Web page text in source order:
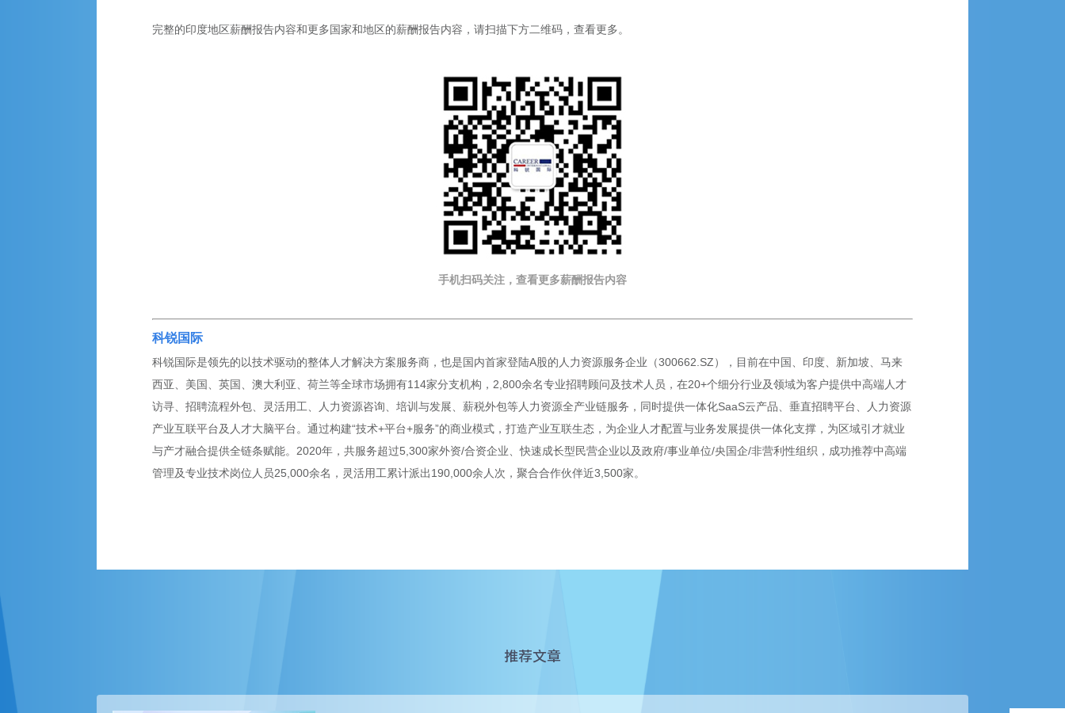
完整的印度地区薪酬报告内容和更多国家和地区的薪酬报告内容，请扫描下方二维码，查看更多。
手机扫码关注，查看更多薪酬报告内容
科锐国际
科锐国际是领先的以技术驱动的整体人才解决方案服务商，也是国内首家登陆A股的人力资源服务企业（300662.SZ），目前在中国、印度、新加坡、马来
西亚、美国、英国、澳大利亚、荷兰等全球市场拥有114家分支机构，2,800余名专业招聘顾问及技术人员，在20+个细分行业及领域为客户提供中高端人才
访寻、招聘流程外包、灵活用工、人力资源咨询、培训与发展、薪税外包等人力资源全产业链服务，同时提供一体化SaaS云产品、垂直招聘平台、人力资源
产业互联平台及人才大脑平台。通过构建“技术+平台+服务”的商业模式，打造产业互联生态，为企业人才配置与业务发展提供一体化支撑，为区域引才就业
与产才融合提供全链条赋能。2020年，共服务超过5,300家外资/合资企业、快速成长型民营企业以及政府/事业单位/央国企/非营利性组织，成功推荐中高端
管理及专业技术岗位人员25,000余名，灵活用工累计派出190,000余人次，聚合合作伙伴近3,500家。
推荐文章